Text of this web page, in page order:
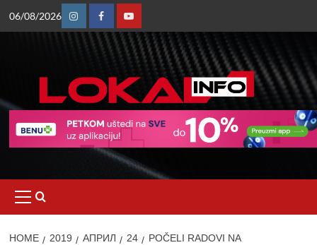
06/08/2026
InstagramFacebookYoutube
Menu
HOME 2019 АПРИЛ 24
POČELI RADOVI NA